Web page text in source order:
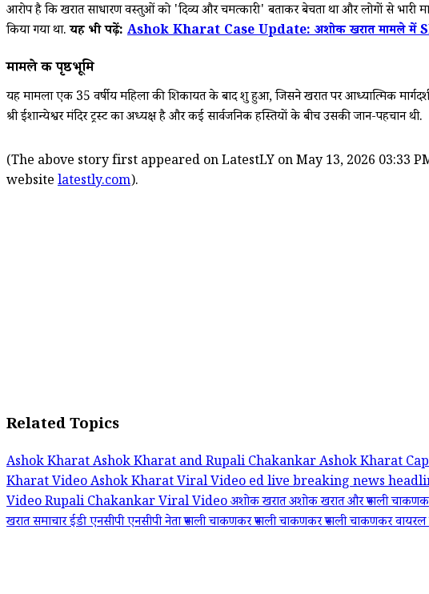
आरोप है कि खरात साधारण वस्तुओं को 'दिव्य और चमत्कारी' बताकर बेचता था और लोगों से भारी
किया गया था.यह भी पढ़ें: Ashok Kharat Case Update: अशोक खरात मामले में SIT
मामले की पृष्ठभूमि
यह मामला एक 35 वर्षीय महिला की शिकायत के बाद शुरू हुआ, जिसने खरात पर आध्यात्मिक
श्री ईशान्येश्वर मंदिर ट्रस्ट का अध्यक्ष है और कई सार्वजनिक हस्तियों के बीच उसकी जान-पहचान थी.
(The above story first appeared on LatestLY on May 13, 2026
website latestly.com).
Related Topics
Ashok KharatAshok Kharat and Rupali ChakankarAshok Kharat
Kharat VideoAshok Kharat Viral Videoedlive breaking news
VideoRupali Chakankar Viral Videoअशोक खरातअशोक खरात और रूपाली
खरात समाचारईडीएनसीपीएनसीपी नेता रूपाली चाकणकररूपाली चाकणकररूपाली चाकणकर वायरल